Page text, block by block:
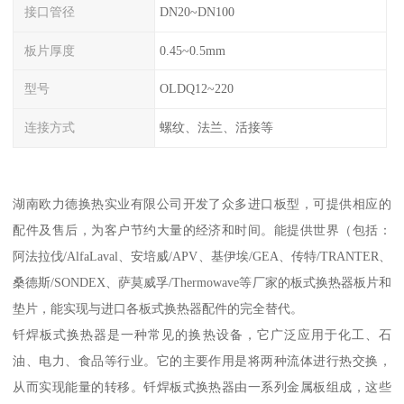
接口管径 DN20~DN100
板片厚度 0.45~0.5mm
型号 OLDQ12~220
连接方式 螺纹、法兰、活接等
湖南欧力德换热实业有限公司开发了众多进口板型，可提供相应的
配件及售后，为客户节约大量的经济和时间。能提供世界（包括：
阿法拉伐/AlfaLaval、安培威/APV、基伊埃/GEA、传特/TRANTER、
桑德斯/SONDEX、萨莫威孚/Thermowave等厂家的板式换热器板片和
垫片，能实现与进口各板式换热器配件的完全替代。
钎焊板式换热器是一种常见的换热设备，它广泛应用于化工、石
油、电力、食品等行业。它的主要作用是将两种流体进行热交换，
从而实现能量的转移。钎焊板式换热器由一系列金属板组成，这些